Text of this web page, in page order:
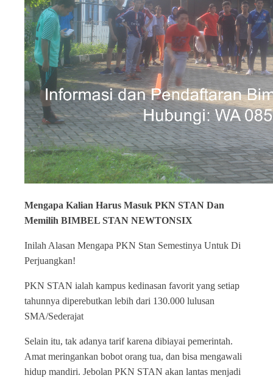
Mengapa Kalian Harus Masuk PKN STAN Dan
Memilih BIMBEL STAN NEWTONSIX
Inilah Alasan Mengapa PKN Stan Semestinya Untuk Di
Perjuangkan!
PKN STAN ialah kampus kedinasan favorit yang setiap
tahunnya diperebutkan lebih dari 130.000 lulusan
SMA/Sederajat
Selain itu, tak adanya tarif karena dibiayai pemerintah.
Amat meringankan bobot orang tua, dan bisa mengawali
hidup mandiri. Jebolan PKN STAN akan lantas menjadi